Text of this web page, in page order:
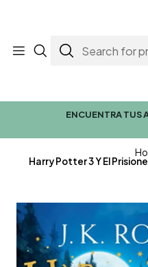
ENCUENTRA TUS
Harry Potter 3 Y El